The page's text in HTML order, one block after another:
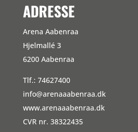
ADRESSE
Arena Aabenraa
Hjelmallé 3
6200 Aabenraa
Tlf.: 74627400
info@arenaaabenraa.dk
www.arenaaabenraa.dk
CVR nr. 38322435